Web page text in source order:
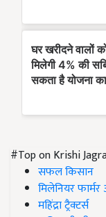
#Top on Krishi
सफल किसान
मिलेनियर
महिंद्रा ट्रैक्टर्स